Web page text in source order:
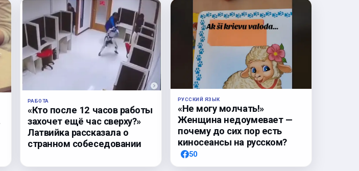
РАБОТА
«Кто после 12 часов работы
захочет ещё час сверху?»
Латвийка рассказала о
странном собеседовании
РУССКИЙ ЯЗЫК
«Не могу молчать!»
Женщина недоумевает —
почему до сих пор есть
киносеансы на русском?
50